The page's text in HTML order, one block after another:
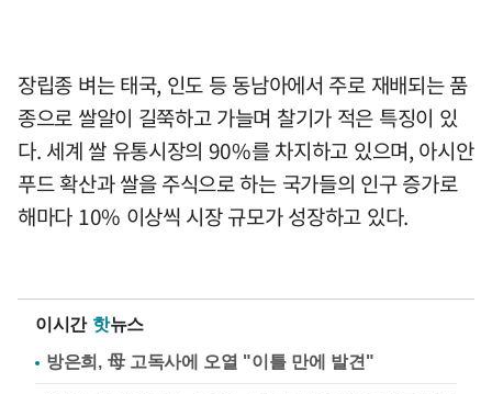
장립종 벼는 태국, 인도 등 동남아에서 주로 재배되는 품
종으로 쌀알이 길쭉하고 가늘며 찰기가 적은 특징이 있
다. 세계 쌀 유통시장의 90%를 차지하고 있으며, 아시안
푸드 확산과 쌀을 주식으로 하는 국가들의 인구 증가로
해마다 10% 이상씩 시장 규모가 성장하고 있다.
이시간 핫뉴스
방은희, 母 고독사에 오열 "이틀 만에 발견"